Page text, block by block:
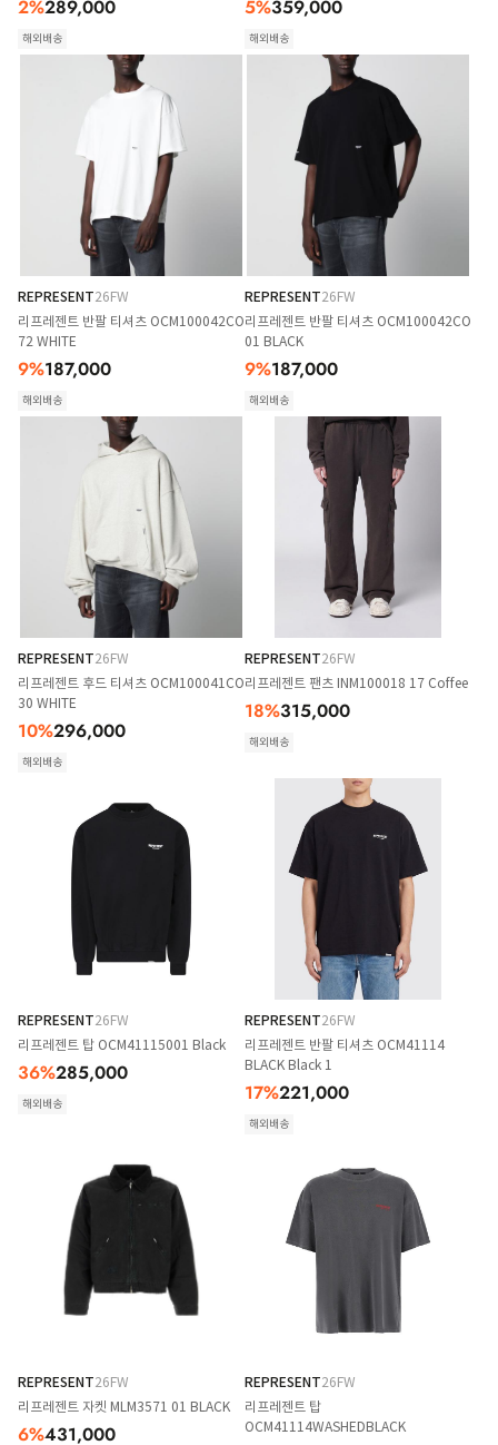
2%289,000
해외배송
5%359,000
해외배송
REPRESENT26FW
리프레젠트 반팔 티셔츠 OCM100042CO
72 WHITE
9%187,000
해외배송
REPRESENT26FW
리프레젠트 반팔 티셔츠 OCM100042CO
01 BLACK
9%187,000
해외배송
REPRESENT26FW
리프레젠트 후드 티셔츠 OCM100041CO
30 WHITE
10%296,000
해외배송
REPRESENT26FW
리프레젠트 팬츠 INM100018 17 Coffee
18%315,000
해외배송
REPRESENT26FW
리프레젠트 탑 OCM41115001 Black
36%285,000
해외배송
REPRESENT26FW
리프레젠트 반팔 티셔츠 OCM41114
BLACK Black 1
17%221,000
해외배송
REPRESENT26FW
리프레젠트 자켓 MLM3571 01 BLACK
6%431,000
REPRESENT26FW
리프레젠트 탑
OCM41114WASHEDBLACK